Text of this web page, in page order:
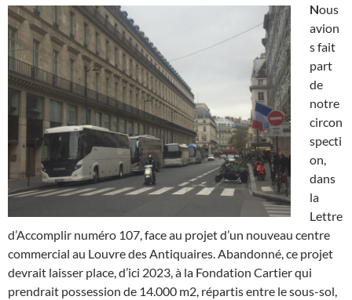
Nous
avion
s fait
part
de
notre
circon
specti
on,
dans
la
Lettre
d’Accomplir numéro 107, face au projet d’un nouveau centre
commercial au Louvre des Antiquaires. Abandonné, ce projet
devrait laisser place, d’ici 2023, à la Fondation Cartier qui
prendrait possession de 14.000 m2, répartis entre le sous-sol,